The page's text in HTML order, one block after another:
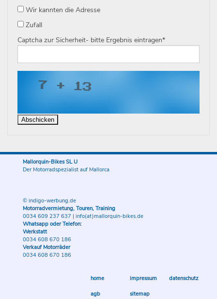
Wir kannten die Adresse
Zufall
Captcha zur Sicherheit- bitte Ergebnis eintragen*
Mallorquin-Bikes SL U
Der Motorradspezialist auf Mallorca
© indigo-werbung.de
Motorradvermietung, Touren, Training
0034 609 237 637 | info(at)mallorquin-bikes.de
Whatsapp oder Telefon:
Werkstatt
0034 608 670 186
Verkauf Motorräder
0034 608 670 186
home impressum datenschutz
agb sitemap